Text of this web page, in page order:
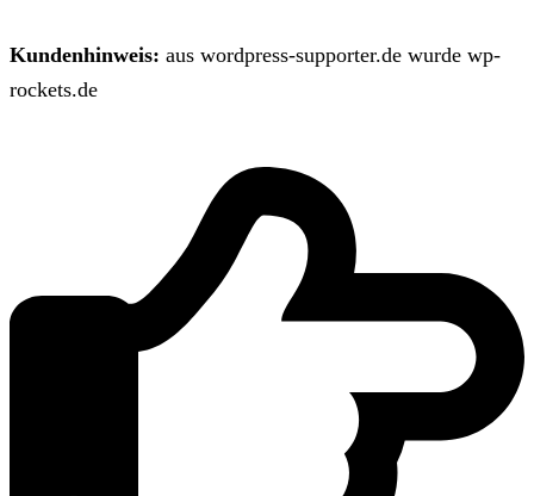
Kundenhinweis: aus wordpress-supporter.de wurde wp-
rockets.de